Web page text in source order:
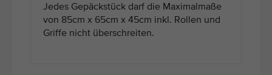
Jedes Gepäckstück darf die Maximalmaße
von 85cm x 65cm x 45cm inkl. Rollen und
Griffe nicht überschreiten.